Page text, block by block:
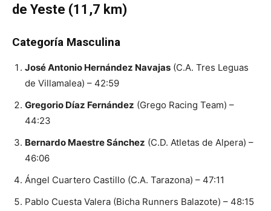
de Yeste (11,7 km)
Categoría Masculina
José Antonio Hernández Navajas (C.A. Tres Leguas
de Villamalea) – 42:59
Gregorio Díaz Fernández (Grego Racing Team) –
44:23
Bernardo Maestre Sánchez (C.D. Atletas de Alpera) –
46:06
Ángel Cuartero Castillo (C.A. Tarazona) – 47:11
Pablo Cuesta Valera (Bicha Runners Balazote) – 48:15